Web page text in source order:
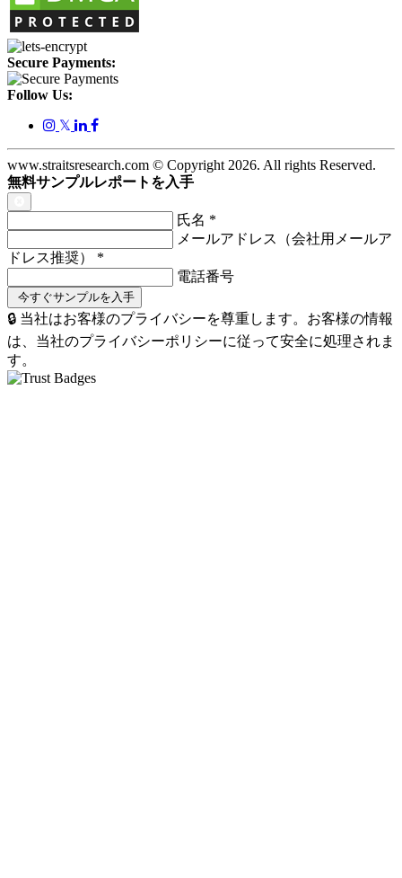
Secure Payments:
Follow Us:
𝕏
www.straitsresearch.com © Copyright 2026. All rights Reserved.
無料サンプルレポートを入手
氏名 *
メールアドレス（会社用メールア
ドレス推奨） *
電話番号
🔒 当社はお客様のプライバシーを尊重します。お客様の情報
は、当社のプライバシーポリシーに従って安全に処理されま
す。